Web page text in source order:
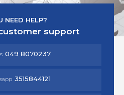
NEED HELP?
support
049 8070237
3515844121